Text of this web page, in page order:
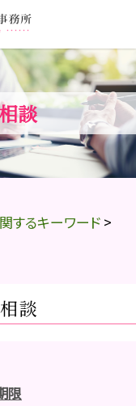
談
するキーワード >
談
限